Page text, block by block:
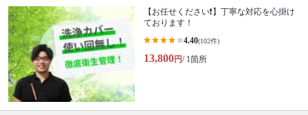
【お任せください❗️】丁寧な対応を心掛け
ております！
4.40(102件)
13,800円/ 1箇所